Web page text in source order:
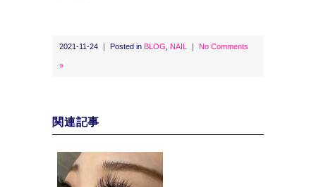
2021-11-24 ｜ Posted in BLOG NAIL ｜ No Comments
»
関連記事